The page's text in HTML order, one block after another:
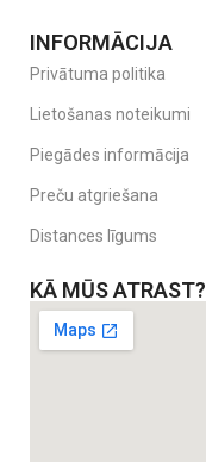
INFORMĀCIJA
Privātuma politika
Lietošanas noteikumi
Piegādes informācija
Preču atgriešana
Distances līgums
KĀ MŪS ATRAST?